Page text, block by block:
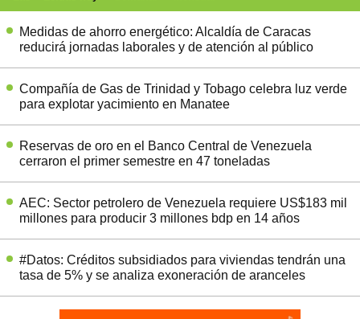
Medidas de ahorro energético: Alcaldía de Caracas
reducirá jornadas laborales y de atención al público
Compañía de Gas de Trinidad y Tobago celebra luz verde
para explotar yacimiento en Manatee
Reservas de oro en el Banco Central de Venezuela
cerraron el primer semestre en 47 toneladas
AEC: Sector petrolero de Venezuela requiere US$183 mil
millones para producir 3 millones bdp en 14 años
#Datos: Créditos subsidiados para viviendas tendrán una
tasa de 5% y se analiza exoneración de aranceles